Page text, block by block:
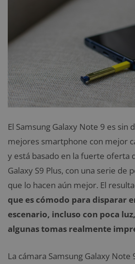
El Samsung Galaxy Note 9 es sin
mejores smartphone con mejor
y está basado en la fuerte oferta
Galaxy S9 Plus, con una serie de
que lo hacen aún mejor. El
que es cómodo para disparar
escenario, incluso con poca
algunas tomas realmente
La cámara Samsung Galaxy Note